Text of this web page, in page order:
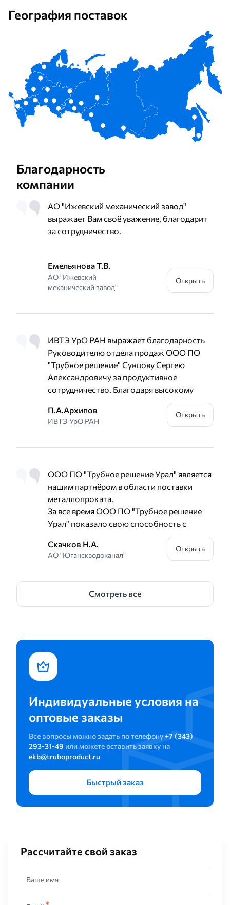
География поставок
Благодарность
компании
АО "Ижевский механический завод"
выражает Вам своё уважение, благодарит
за сотрудничество.
Емельянова Т.В.
АО "Ижевский
механический завод"
Открыть
ИВТЭ УрО РАН выражает благодарность
Руководителю отдела продаж ООО ПО
"Трубное решение" Сунцову Сергею
Александровичу за продуктивное
сотрудничество. Благодаря высокому
уровню профессионализма вашей
компании нам удаётся оперативно
выполнять очень важные задачи. Будем
желаем больших успехов вашему делу.
П.А.Архипов
ИВТЭ УрО РАН
Открыть
ООО ПО "Трубное решение Урал" является
нашим партнёром в области поставки
металлопроката.
За все время ООО ПО "Трубное решение
Урал" показало свою способность с
полной ответственностью подходить к
поставленным задачам, выполнять работы
качественно и в срок.
Урал" как надежного и стабильного
делового Партнёра.
Скачков Н.А.
АО "Юганскводоканал"
Открыть
Смотреть все
Индивидуальные условия на
оптовые заказы
Все вопросы можно задать по телефону+7 (343)
293-31-49 или можете оставить заявку на
ekb@truboproduct.ru
Быстрый заказ
Рассчитайте свой заказ
Ваше имя